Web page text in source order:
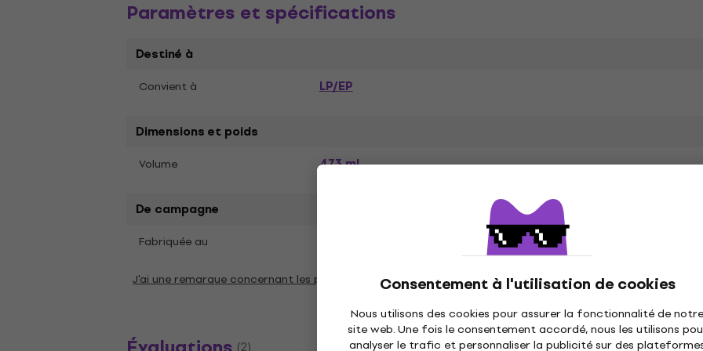
Consentement à l'utilisation de cookies
Nous utilisons des cookies pour assurer la fonctionnalité de notre
site web. Une fois le consentement accordé, nous les utilisons
analyser le trafic et personnaliser la publicité sur des
Paramètres et spécifications
Destiné à
Convient à LP/EP
Dimensions et poids
Volume 473 ml
De campagne
Fabriquée au
J'ai une remarque concernant les paramètres
(2)